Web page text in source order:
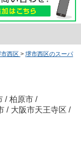
西区 > 堺市西区のスーパ
/ 柏原市 /
/ 大阪市天王寺区 /